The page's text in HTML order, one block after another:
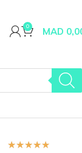
0 MAD
Pré-étiré
☆☆☆☆☆